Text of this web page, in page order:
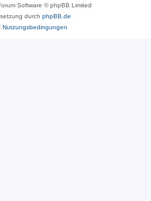
Software © phpBB Limited
durch phpBB.de
Nutzungsbedingungen